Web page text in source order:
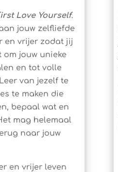
Love Yourself.
jouw zelfliefde
en vrijer zodat jij
jouw unieke
en tot volle
van jezelf te
te maken die
bepaal wat en
mag helemaal
naar jouw
en vrijer leven